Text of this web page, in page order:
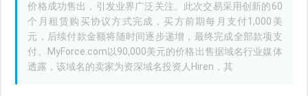
价格成功售出，引发业界广泛关注。此次交易采用创新的60
个月租赁购买协议方式完成，买方前期每月支付1,000美
元，后续付款金额将随时间逐步递增，最终完成全部款项支
付。MyForce.com以90,000美元的价格出售据域名行业媒体
透露，该域名的卖家为资深域名投资人Hiren，其